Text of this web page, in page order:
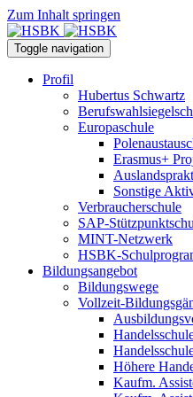
Zum Inhalt springen
Toggle navigation
Profil
Hubertus Schwartz
Europaschule
Erasmus+
Sonstige
Verbraucherschule
SAP-
MINT-Netzwerk
HSBK-
Bildungsangebot
Bildungswege
Vollzeit-
Höhere
Kaufm.